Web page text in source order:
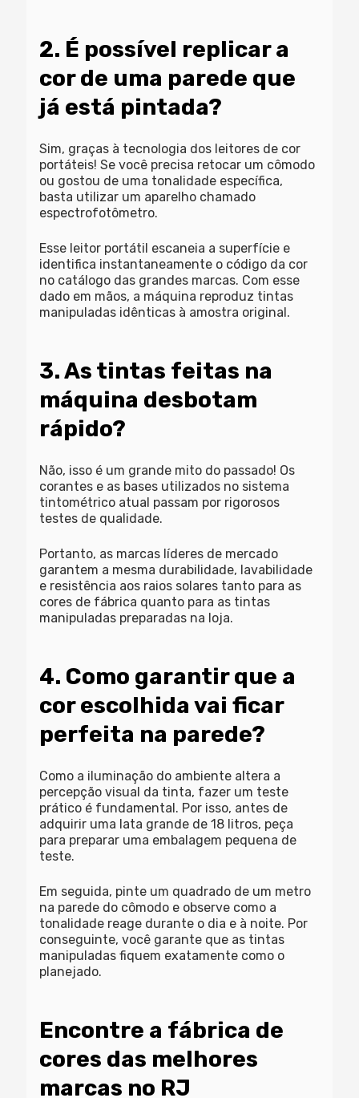
2. É possível replicar a
cor de uma parede que
já está pintada?
Sim, graças à tecnologia dos leitores de cor
portáteis! Se você precisa retocar um cômodo
ou gostou de uma tonalidade específica,
basta utilizar um aparelho chamado
espectrofotômetro.
Esse leitor portátil escaneia a superfície e
identifica instantaneamente o código da cor
no catálogo das grandes marcas. Com esse
dado em mãos, a máquina reproduz tintas
manipuladas idênticas à amostra original.
3. As tintas feitas na
máquina desbotam
rápido?
Não, isso é um grande mito do passado! Os
corantes e as bases utilizados no sistema
tintométrico atual passam por rigorosos
testes de qualidade.
Portanto, as marcas líderes de mercado
garantem a mesma durabilidade, lavabilidade
e resistência aos raios solares tanto para as
cores de fábrica quanto para as tintas
manipuladas preparadas na loja.
4. Como garantir que a
cor escolhida vai ficar
perfeita na parede?
Como a iluminação do ambiente altera a
percepção visual da tinta, fazer um teste
prático é fundamental. Por isso, antes de
adquirir uma lata grande de 18 litros, peça
para preparar uma embalagem pequena de
teste.
Em seguida, pinte um quadrado de um metro
na parede do cômodo e observe como a
tonalidade reage durante o dia e à noite. Por
conseguinte, você garante que as tintas
manipuladas fiquem exatamente como o
planejado.
Encontre a fábrica de
cores das melhores
marcas no RJ